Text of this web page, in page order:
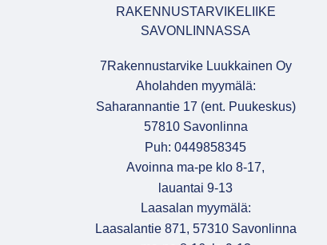
RAKENNUSTARVIKELIIKE
SAVONLINNASSA
7Rakennustarvike Luukkainen Oy
Aholahden myymälä:
Saharannantie 17 (ent. Puukeskus)
57810 Savonlinna
Puh: 0449858345
Avoinna ma-pe klo 8-17,
lauantai 9-13
Laasalan myymälä:
Laasalantie 871, 57310 Savonlinna